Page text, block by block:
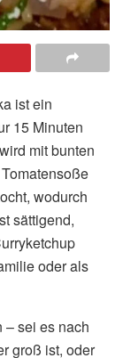
ist ein
15 Minuten
mit bunten
wodurch
sättigend,
oder als
– sei es nach
groß ist, oder